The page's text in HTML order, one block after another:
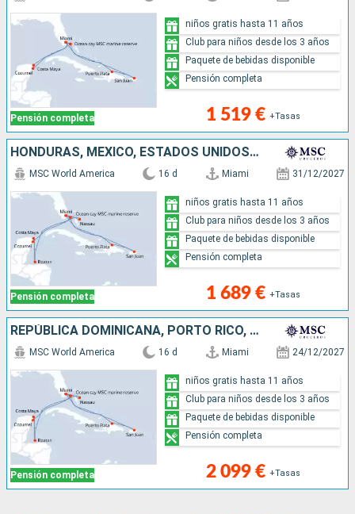
Pensión completa 1 519 € +Tasas
niños gratis hasta 11 años
Club para niños desde los 3 años
Paquete de bebidas disponible
Pensión completa
HONDURAS, MÉXICO, ESTADOS UNIDOS, REPÚBLICA DOMINICANA, PORTO RICO, BAHAMAS
Pensión completa
MSC World America 16 d Miami 31/12/2027
1 689 € +Tasas
niños gratis hasta 11 años
Club para niños desde los 3 años
Paquete de bebidas disponible
Pensión completa
REPÚBLICA DOMINICANA, PORTO RICO, ESTADOS UNIDOS, HONDURAS, MÉXICO, BAHAMAS
Pensión completa
MSC World America 16 d Miami 24/12/2027
2 099 € +Tasas
niños gratis hasta 11 años
Club para niños desde los 3 años
Paquete de bebidas disponible
Pensión completa